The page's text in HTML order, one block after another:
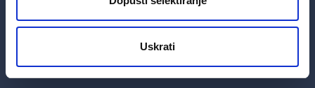
Uskrati